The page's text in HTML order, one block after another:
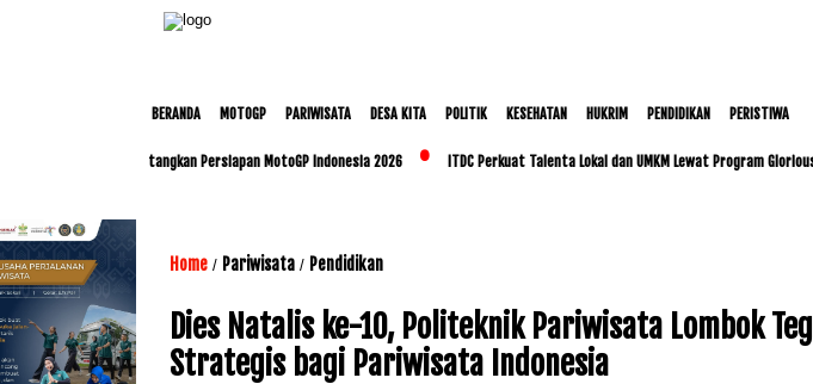
BERANDA MOTOGP PARIWISATA DESA KITA POLITIK KESEHATAN HUKRIM PENDIDIKAN PERISTIWA
Polda NTB Matangkan Persiapan MotoGP Indonesia 2026 ITDC Perkuat Talenta Lokal dan UMKM Lewat Program Glorious Golo
Home / Pariwisata / Pendidikan
Dies Natalis ke-10, Politeknik Pariwisata Lombok
Strategis bagi Pariwisata Indonesia